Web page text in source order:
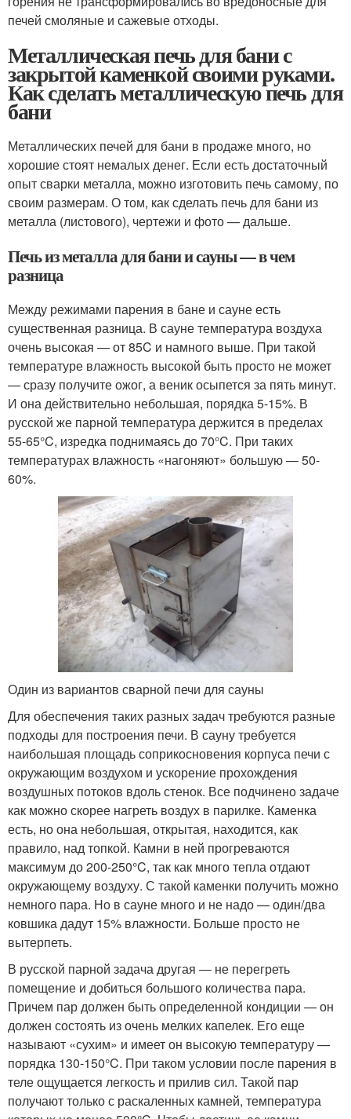
печей смоляные и сажевые отходы.
Металлическая печь для бани с
закрытой каменкой своими руками.
Как сделать металлическую печь для
бани
Металлических печей для бани в продаже много, но
хорошие стоят немалых денег. Если есть достаточный
опыт сварки металла, можно изготовить печь самому, по
своим размерам. О том, как сделать печь для бани из
металла (листового), чертежи и фото — дальше.
Печь из металла для бани и сауны — в чем
разница
Между режимами парения в бане и сауне есть
существенная разница. В сауне температура воздуха
очень высокая — от 85C и намного выше. При такой
температуре влажность высокой быть просто не может
— сразу получите ожог, а веник осыпется за пять минут.
И она действительно небольшая, порядка 5-15%. В
русской же парной температура держится в пределах
55-65°C, изредка поднимаясь до 70°C. При таких
температурах влажность «нагоняют» большую — 50-
60%.
Один из вариантов сварной печи для сауны
Для обеспечения таких разных задач требуются разные
подходы для построения печи. В сауну требуется
наибольшая площадь соприкосновения корпуса печи с
окружающим воздухом и ускорение прохождения
воздушных потоков вдоль стенок. Все подчинено задаче
как можно скорее нагреть воздух в парилке. Каменка
есть, но она небольшая, открытая, находится, как
правило, над топкой. Камни в ней прогреваются
максимум до 200-250°C, так как много тепла отдают
окружающему воздуху. С такой каменки получить можно
немного пара. Но в сауне много и не надо — один/два
ковшика дадут 15% влажности. Больше просто не
вытерпеть.
В русской парной задача другая — не перегреть
помещение и добиться большого количества пара.
Причем пар должен быть определенной кондиции — он
должен состоять из очень мелких капелек. Его еще
называют «сухим» и имеет он высокую температуру —
порядка 130-150°C. При таком условии после парения в
теле ощущается легкость и прилив сил. Такой пар
получают только с раскаленных камней, температура